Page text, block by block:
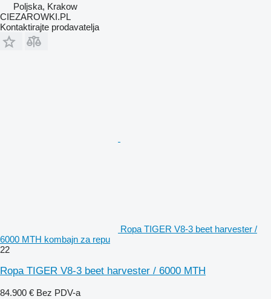
Poljska, Krakow
CIEZAROWKI.PL
Kontaktirajte prodavatelja
Ropa TIGER V8-3 beet harvester /
6000 MTH kombajn za repu
22
Ropa TIGER V8-3 beet harvester / 6000 MTH
84.900 € Bez PDV-a